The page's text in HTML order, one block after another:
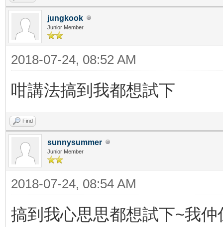
jungkook
Junior Member
2018-07-24, 08:52 AM
咁講法搞到我都想試下
Find
sunnysummer
Junior Member
2018-07-24, 08:54 AM
搞到我心思思都想試下~我